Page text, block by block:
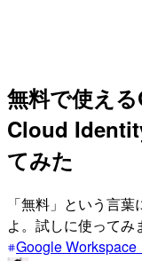
無料で使え
Cloud
てみた
「無料」という言
よ。試しに使ってみ
Google Workspace